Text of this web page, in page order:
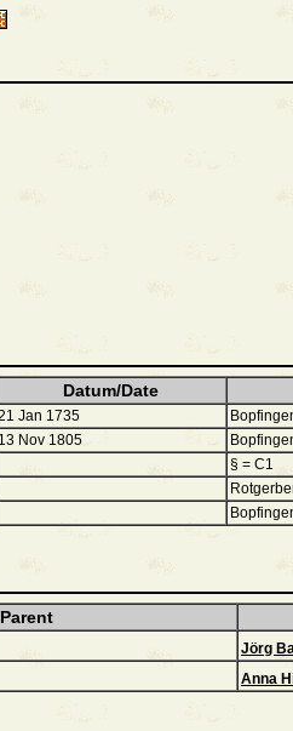
Datum/Date
Jan 1735
13 Nov 1805
§ = C1
Jörg
Anna